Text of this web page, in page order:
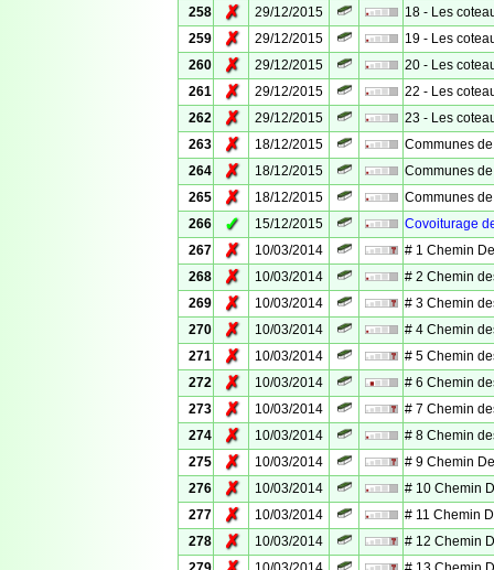
258
✗ 29/12/2015
18 - Les
259
✗ 29/12/2015
19 - Les
260
✗ 29/12/2015
20 - Les
261
✗ 29/12/2015
22 - Les
262
✗ 29/12/2015
23 - Les
263
✗ 18/12/2015
Communes
264
✗ 18/12/2015
Communes
265
✗ 18/12/2015
Communes
266
✓ 15/12/2015
Covoiturage
267
✗ 10/03/2014
# 1 Chemin
268
✗ 10/03/2014
# 2 Chemin
269
✗ 10/03/2014
# 3 Chemin
270
✗ 10/03/2014
# 4 Chemin
271
✗ 10/03/2014
# 5 Chemin
272
✗ 10/03/2014
# 6 Chemin
273
✗ 10/03/2014
# 7 Chemin
274
✗ 10/03/2014
# 8 Chemin
275
✗ 10/03/2014
# 9 Chemin
276
✗ 10/03/2014
# 10 Chemin
277
✗ 10/03/2014
# 11 Chemin
278
✗ 10/03/2014
# 12 Chemin